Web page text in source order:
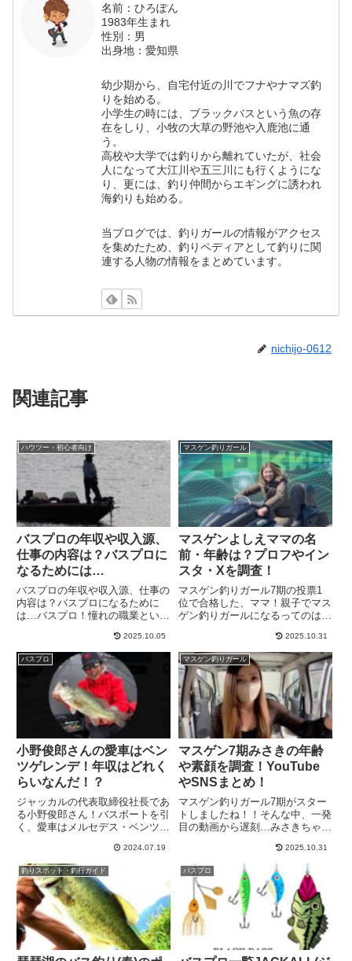
名前：ひろぽん
1983年生まれ
性別：男
出身地：愛知県
幼少期から、自宅付近の川でフナやナマズ釣
りを始める。
小学生の時には、ブラックバスという魚の存
在をしり、小牧の大草の野池や入鹿池に通
う。
高校や大学では釣りから離れていたが、社会
人になって大江川や五三川にも行くようにな
り、更には、釣り仲間からエギングに誘われ
海釣りも始める。
当ブログでは、釣りガールの情報がアクセス
を集めたため、釣りペディアとして釣りに関
連する人物の情報をまとめています。
nichijo-0612
関連記事
ハウツー・初心者向け
バスプロの年収や収入源、
仕事の内容は？バスプロに
なるためには…
バスプロの年収や収入源、仕事の
内容は？バスプロになるために
は…バスプロ！憧れの職業という
スプロって、平均年収や、収入
源、また仕事の内容なんかって、
いまいち把握出来ない…何をした
らバスプロになれるの？？と言う
2025.10.05
マスゲン釣りガール
マスゲンよしえママの名
前・年齢は？プロフやイン
スタ・Xを調査！
マスゲン釣りガール7期の投票1
位で合格した、ママ！親子でマス
ゲン釣りガールになるってのは、
楽しみですね！そんなよしえママ
ですが、よしえママの名前は何？
インスタやXのSNSアカウント
は？と言う部分をまずはまとめ
て...
2025.10.31
バスプロ
小野俊郎さんの愛車はベン
ツゲレンデ！年収はどれく
らいなんだ！？
ジャッカルの代表取締役社長であ
る小野俊郎さん！バスボートを引
く、愛車はメルセデス・ベンツの
ボートも所有していて、更には愛
車、バイクにも乗っていると言う
事で一体、小野俊郎さんは、ジャ
ッカル社長としてのお給料...
2024.07.19
マスゲン釣りガール
マスゲン7期みさきの年齢
や素顔を調査！YouTube
やSNSまとめ！
マスゲン釣りガール7期がスター
トしましたね！！そんな中、一発
目の動画から遅刻…みさきちゃん
ます。みさきのマスクを撮った素
顔は？年齢非公開だけど情報はあ
る？40代なの？釣りに行く格好
じゃねぇ…と、気になる部分に
つ...
2025.10.31
釣りスポット・釣行ガイド バスプロ